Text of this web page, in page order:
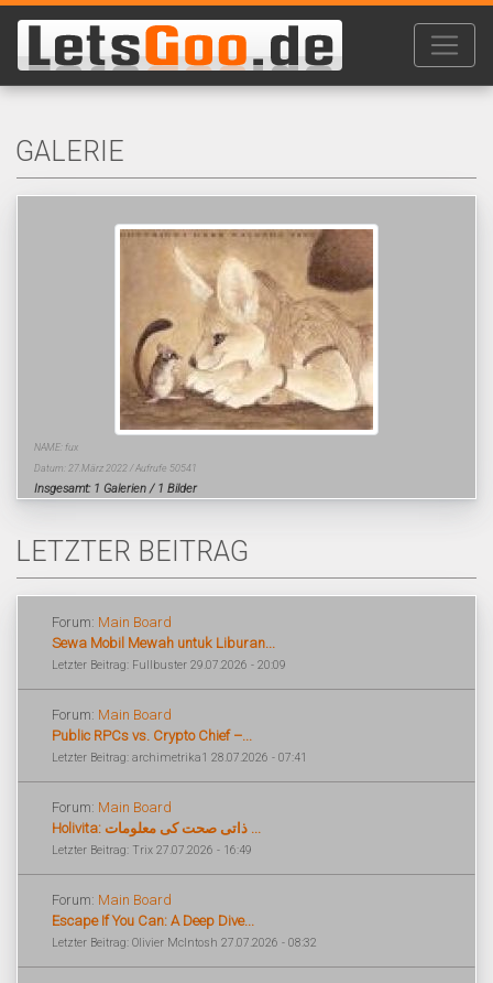
GALERIE
NAME: fux
Datum: 27.März 2022 / Aufrufe 50541
Insgesamt: 1 Galerien / 1 Bilder
LETZTER BEITRAG
Forum: Main Board
Sewa Mobil Mewah untuk Liburan...
Letzter Beitrag: Fullbuster 29.07.2026 - 20:09
Forum: Main Board
Public RPCs vs. Crypto Chief –...
Letzter Beitrag: archimetrika1 28.07.2026 - 07:41
Forum: Main Board
Holivita: ذاتی صحت کی معلومات ...
Letzter Beitrag: Trix 27.07.2026 - 16:49
Forum: Main Board
Escape If You Can: A Deep Dive...
Letzter Beitrag: Olivier McIntosh 27.07.2026 - 08:32